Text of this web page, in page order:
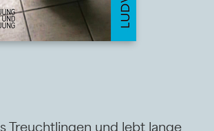
Treuchtlingen und lebt lange